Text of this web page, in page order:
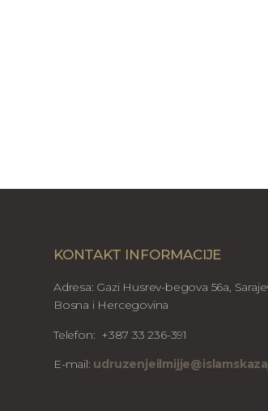
KONTAKT INFORMACIJE
Adresa: Gazi Husrev-begova 56a,
Bosna i Hercegovina
Telefon: +387 33 236-391
E-mail: